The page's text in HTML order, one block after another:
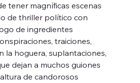
tener magníficas escenas
de thriller político con
de ingredientes
traiciones,
la hoguera, suplantaciones,
dejan a muchos guiones
de candorosos